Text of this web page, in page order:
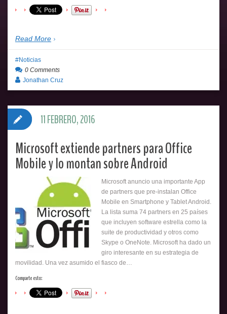
Read More
Noticias
0 Comments
Jonathan Cruz
Microsoft extiende partners para Office
Mobile y lo montan sobre Android
Microsoft anuncio una importante App
de partners que pre-instalan Office
Mobile en Smartphone y Tablet Android.
La lista suma 74 partners en 25 países
que incluyen software estrella como la
suite de productividad y otros como
Skype o OneNote. Microsoft ha dado un
giro interesante en su estrategia de
movilidad. Una vez asumido el fiasco de…
Comparte esto:
11 FEBRERO, 2016